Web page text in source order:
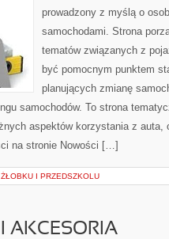
prowadzony z myślą o
samochodami. Strona
tematów związanych z
być pomocnym punktem
planujących zmianę
samochodów. To strona
aspektów korzystania z auta,
na stronie Nowości […]
I PRZEDSZKOLU
AKCESORIA